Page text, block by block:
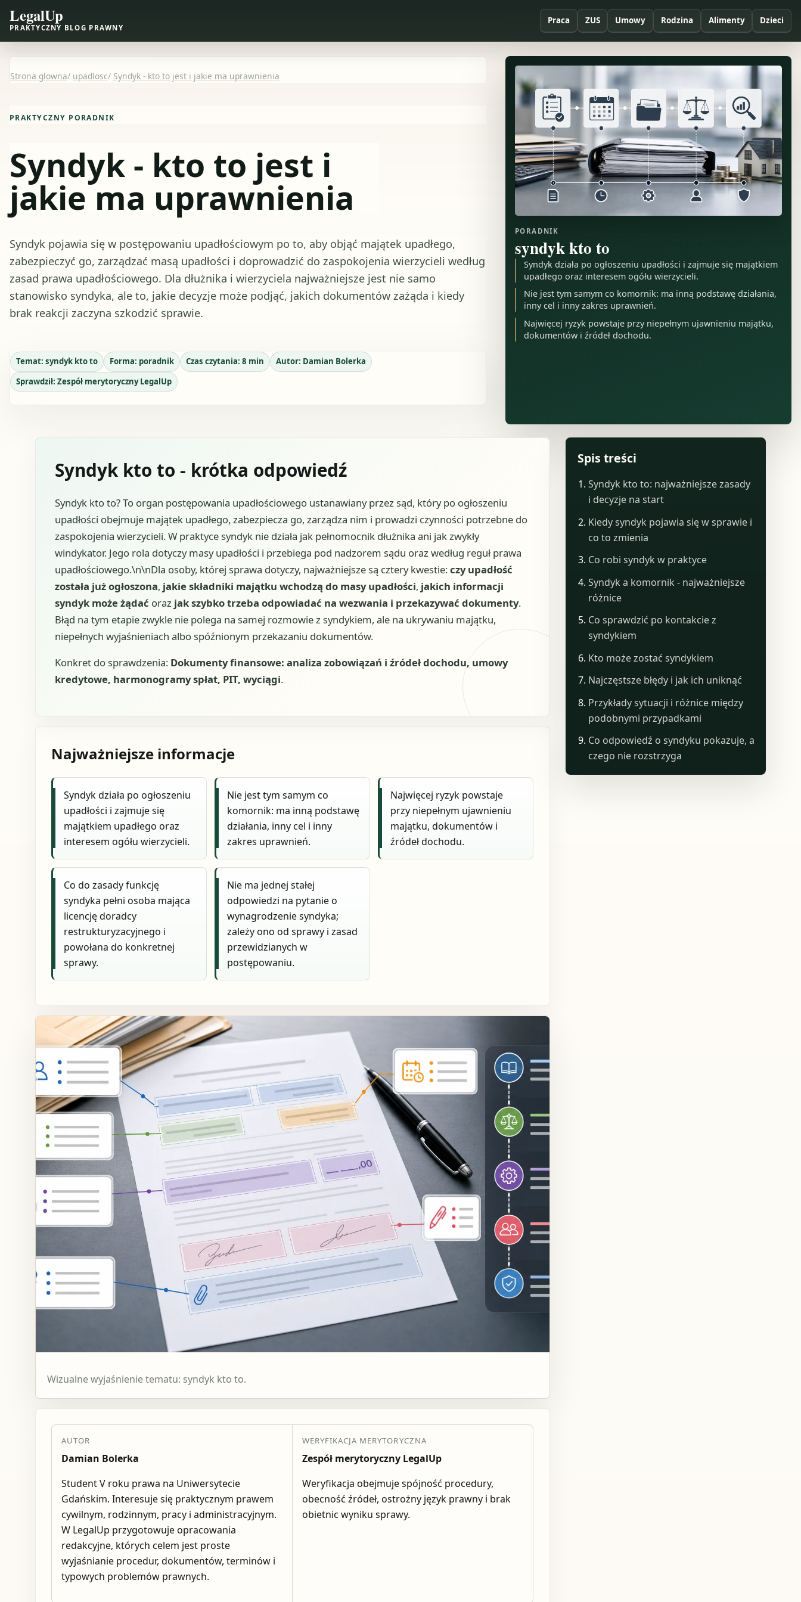
LegalUp
PRAKTYCZNY BLOG PRAWNY
Praca ZUS Umowy Rodzina Alimenty Dzieci
Strona glowna/ upadlosc/ Syndyk - kto to jest i jakie ma uprawnienia
PRAKTYCZNY PORADNIK
Syndyk - kto to jest i
jakie ma uprawnienia
Syndyk pojawia się w postępowaniu upadłościowym po to, aby objąć majątek upadłego,
zabezpieczyć go, zarządzać masą upadłości i doprowadzić do zaspokojenia wierzycieli według
zasad prawa upadłościowego. Dla dłużnika i wierzyciela najważniejsze jest nie samo
stanowisko syndyka, ale to, jakie decyzje może podjąć, jakich dokumentów zażąda i kiedy
brak reakcji zaczyna szkodzić sprawie.
Temat: syndyk kto to Forma: poradnik Czas czytania: 8 min Autor: Damian Bolerka
Sprawdził: Zespół merytoryczny LegalUp
PORADNIK
syndyk kto to
Syndyk działa po ogłoszeniu upadłości i zajmuje się majątkiem
upadłego oraz interesem ogółu wierzycieli.
Nie jest tym samym co komornik: ma inną podstawę działania,
inny cel i inny zakres uprawnień.
Najwięcej ryzyk powstaje przy niepełnym ujawnieniu majątku,
dokumentów i źródeł dochodu.
Syndyk kto to - krótka odpowiedź
Syndyk kto to? To organ postępowania upadłościowego ustanawiany przez sąd, który po ogłoszeniu
upadłości obejmuje majątek upadłego, zabezpiecza go, zarządza nim i prowadzi czynności potrzebne do
zaspokojenia wierzycieli. W praktyce syndyk nie działa jak pełnomocnik dłużnika ani jak zwykły
windykator. Jego rola dotyczy masy upadłości i przebiega pod nadzorem sądu oraz według reguł prawa
upadłościowego.\n\nDla osoby, której sprawa dotyczy, najważniejsze są cztery kwestie:czy upadłość
została już ogłoszona, jakie składniki majątku wchodzą do masy upadłości, jakich informacji
syndyk może żądać oraz jak szybko trzeba odpowiadać na wezwania i przekazywać dokumenty.
Błąd na tym etapie zwykle nie polega na samej rozmowie z syndykiem, ale na ukrywaniu majątku,
niepełnych wyjaśnieniach albo spóźnionym przekazaniu dokumentów.
Konkret do sprawdzenia: Dokumenty finansowe: analiza zobowiązań i źródeł dochodu, umowy
kredytowe, harmonogramy spłat, PIT, wyciągi.
Najważniejsze informacje
Syndyk działa po ogłoszeniu
upadłości i zajmuje się
majątkiem upadłego oraz
interesem ogółu wierzycieli.
Nie jest tym samym co
komornik: ma inną podstawę
działania, inny cel i inny
zakres uprawnień.
Najwięcej ryzyk powstaje
przy niepełnym ujawnieniu
majątku, dokumentów i
źródeł dochodu.
Co do zasady funkcję
syndyka pełni osoba mająca
licencję doradcy
restrukturyzacyjnego i
powołana do konkretnej
sprawy.
Nie ma jednej stałej
odpowiedzi na pytanie o
wynagrodzenie syndyka;
zależy ono od sprawy i zasad
przewidzianych w
postępowaniu.
Wizualne wyjaśnienie tematu: syndyk kto to.
AUTOR
Damian Bolerka
Student V roku prawa na Uniwersytecie
Gdańskim. Interesuje się praktycznym prawem
cywilnym, rodzinnym, pracy i administracyjnym.
W LegalUp przygotowuje opracowania
redakcyjne, których celem jest proste
wyjaśnianie procedur, dokumentów, terminów i
typowych problemów prawnych.
WERYFIKACJA MERYTORYCZNA
Zespół merytoryczny LegalUp
Weryfikacja obejmuje spójność procedury,
obecność źródeł, ostrożny język prawny i brak
obietnic wyniku sprawy.
Spis treści
Syndyk kto to: najważniejsze zasady
i decyzje na start
Kiedy syndyk pojawia się w sprawie i
co to zmienia
Co robi syndyk w praktyce
Syndyk a komornik - najważniejsze
różnice
Co sprawdzić po kontakcie z
syndykiem
Kto może zostać syndykiem
Najczęstsze błędy i jak ich uniknąć
Przykłady sytuacji i różnice między
podobnymi przypadkami
Co odpowiedź o syndyku pokazuje, a
czego nie rozstrzyga